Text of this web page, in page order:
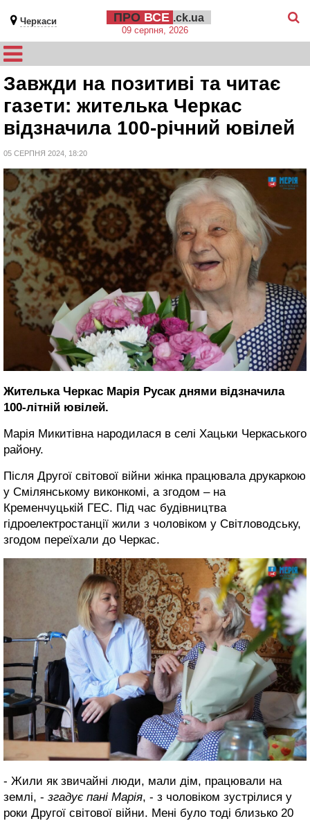
Черкаси ПРО ВСЕ .ck.ua
09 серпня, 2026
Завжди на позитиві та читає
газети: жителька Черкас
відзначила 100-річний ювілей
05 СЕРПНЯ 2024, 18:20
Жителька Черкас Марія Русак днями відзначила
100-літній ювілей.
Марія Микитівна народилася в селі Хацьки Черкаського
району.
Після Другої світової війни жінка працювала друкаркою
у Смілянському виконкомі, а згодом – на
Кременчуцькій ГЕС. Під час будівництва
гідроелектростанції жили з чоловіком у Світловодську,
згодом переїхали до Черкас.
- Жили як звичайні люди, мали дім, працювали на
землі, - згадує пані Марія, - з чоловіком зустрілися у
роки Другої світової війни. Мені було тоді близько 20